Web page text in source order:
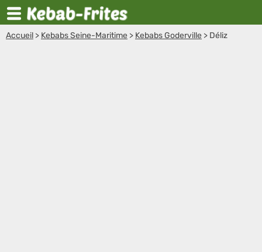
Accueil > Kebabs Seine-Maritime > Kebabs Goderville > Déliz